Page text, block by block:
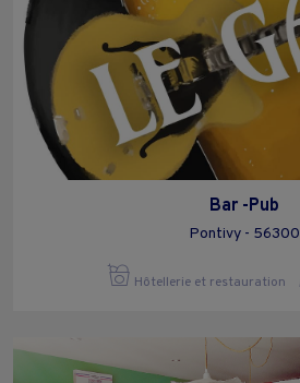
Bar -Pub
Pontivy - 56300
Hôtellerie et restauration